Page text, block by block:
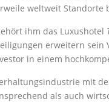
weltweit Standorte
ihm das Luxushotel
erweitern
in einem
mit
als auch